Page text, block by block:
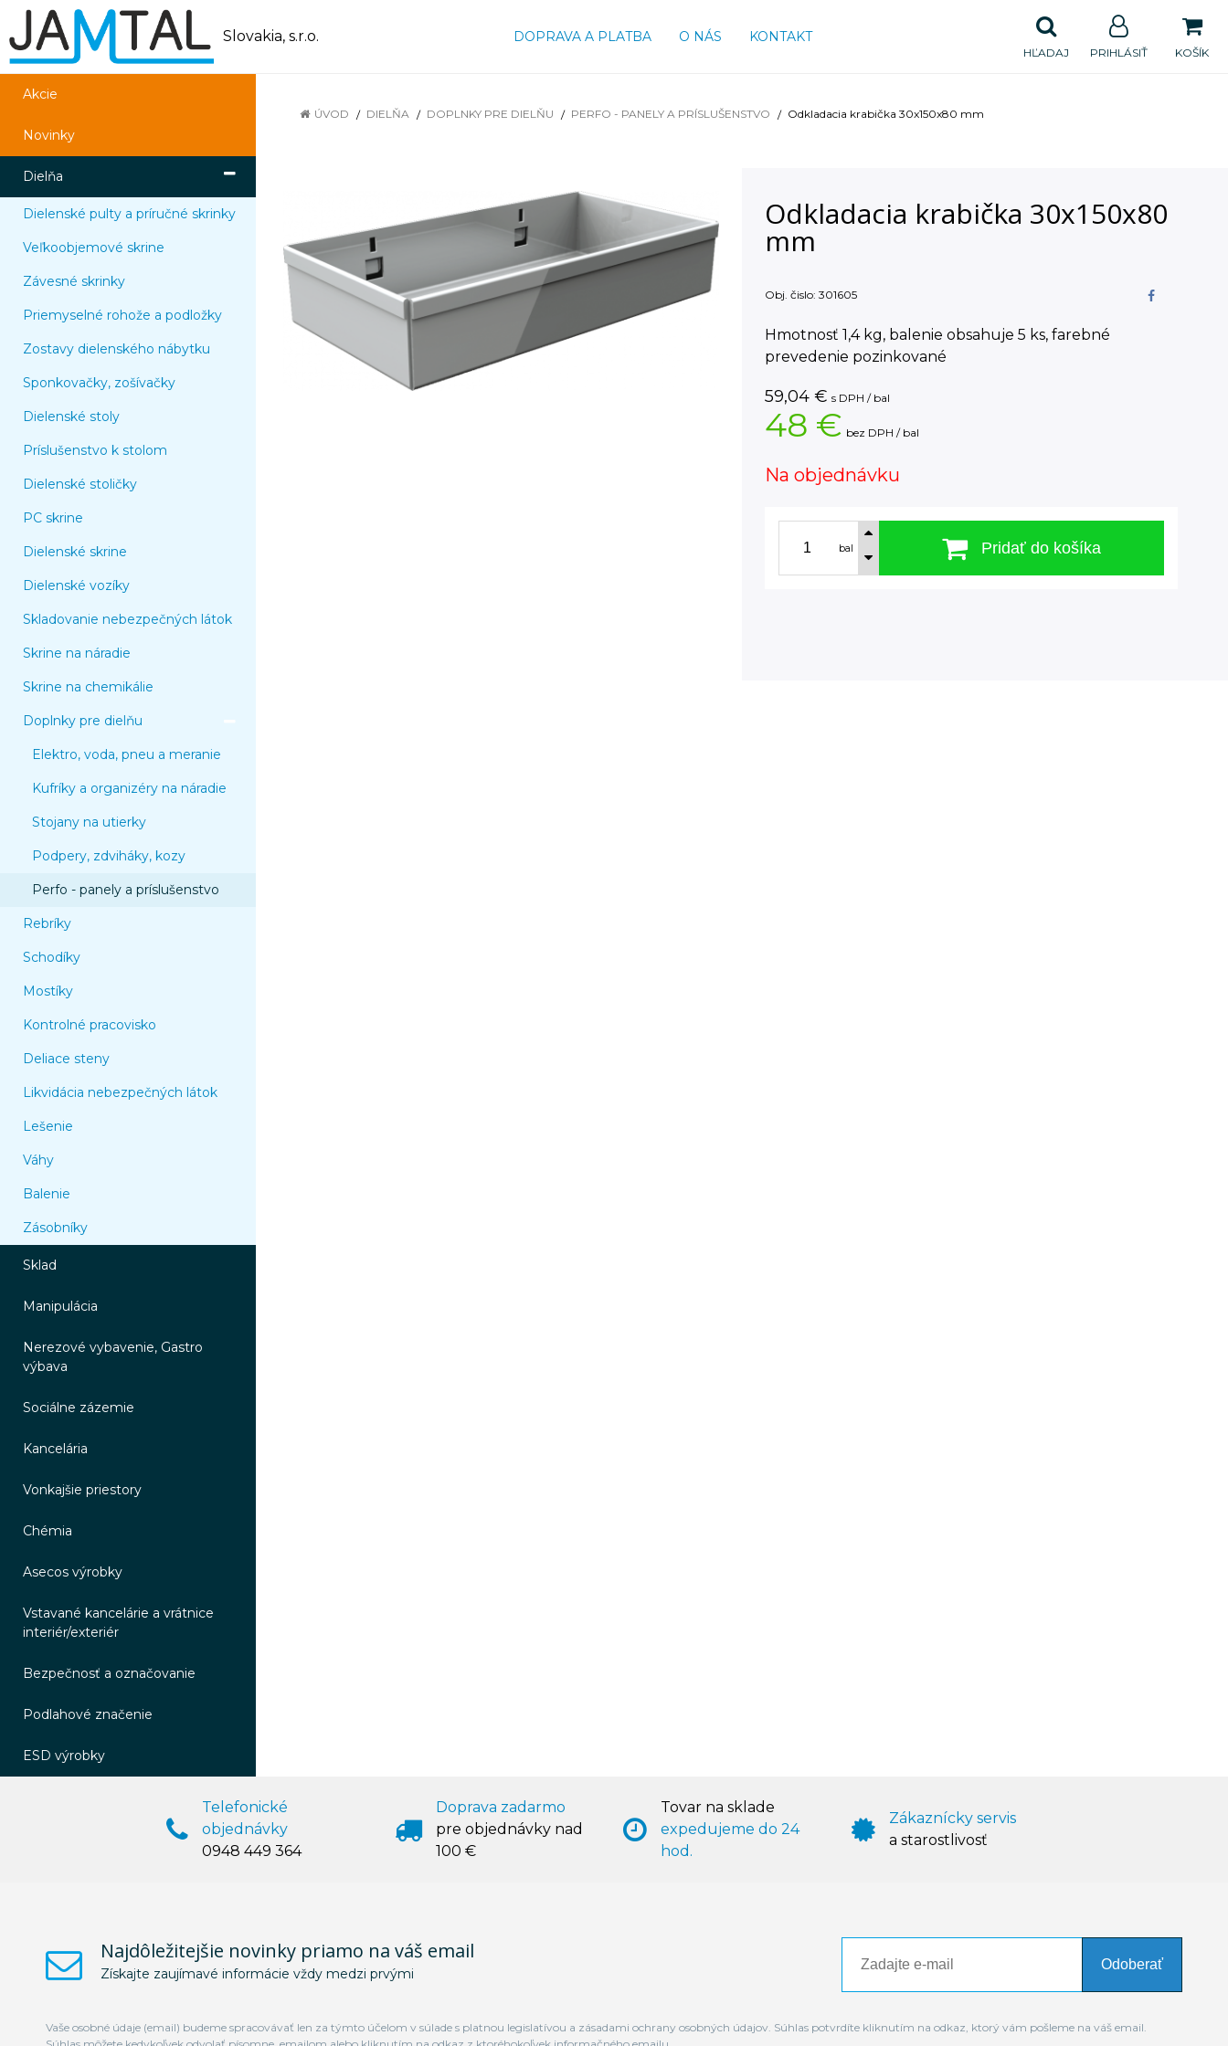
Slovakia, s.r.o. DOPRAVA A PLATBA O NÁS KONTAKT
KOŠÍK
PRIHLÁSIŤ
HĽADAJ
Akcie
Novinky
Dielňa
Dielenské pulty a príručné skrinky
Veľkoobjemové skrine
Závesné skrinky
Priemyselné rohože a podložky
Zostavy dielenského nábytku
Sponkovačky, zošívačky
Dielenské stoly
Príslušenstvo k stolom
Dielenské stoličky
PC skrine
Dielenské skrine
Dielenské vozíky
Skladovanie nebezpečných látok
Skrine na náradie
Skrine na chemikálie
Doplnky pre dielňu
Elektro, voda, pneu a meranie
Kufríky a organizéry na náradie
Stojany na utierky
Podpery, zdviháky, kozy
Perfo - panely a príslušenstvo
Rebríky
Schodíky
Mostíky
Kontrolné pracovisko
Deliace steny
Likvidácia nebezpečných látok
Lešenie
Váhy
Balenie
Zásobníky
Sklad
Manipulácia
Nerezové vybavenie, Gastro
výbava
Sociálne zázemie
Kancelária
Vonkajšie priestory
Chémia
Asecos výrobky
Vstavané kancelárie a vrátnice
interiér/exteriér
Bezpečnosť a označovanie
Podlahové značenie
ESD výrobky
ÚVOD DIELŇA DOPLNKY PRE DIELŇU PERFO - PANELY A PRÍSLUŠENSTVO Odkladacia krabička 30x150x80 mm
Odkladacia krabička 30x150x80
mm
Obj. čislo: 301605
Hmotnosť 1,4 kg, balenie obsahuje 5 ks, farebné
prevedenie pozinkované
59,04 € s DPH / bal
48 € bez DPH / bal
Na objednávku
bal Pridať do košíka
Telefonické
objednávky
0948 449 364
Doprava zadarmo
pre objednávky nad
100 €
Tovar na sklade
expedujeme do 24
hod.
Zákaznícky servis
a starostlivosť
Najdôležitejšie novinky priamo na váš email
Získajte zaujímavé informácie vždy medzi prvými
Odoberať
Vaše osobné údaje (email) budeme spracovávať len za týmto účelom v súlade s platnou legislatívou a zásadami ochrany osobných údajov. Súhlas potvrdíte kliknutím na odkaz, ktorý vám pošleme na váš email.